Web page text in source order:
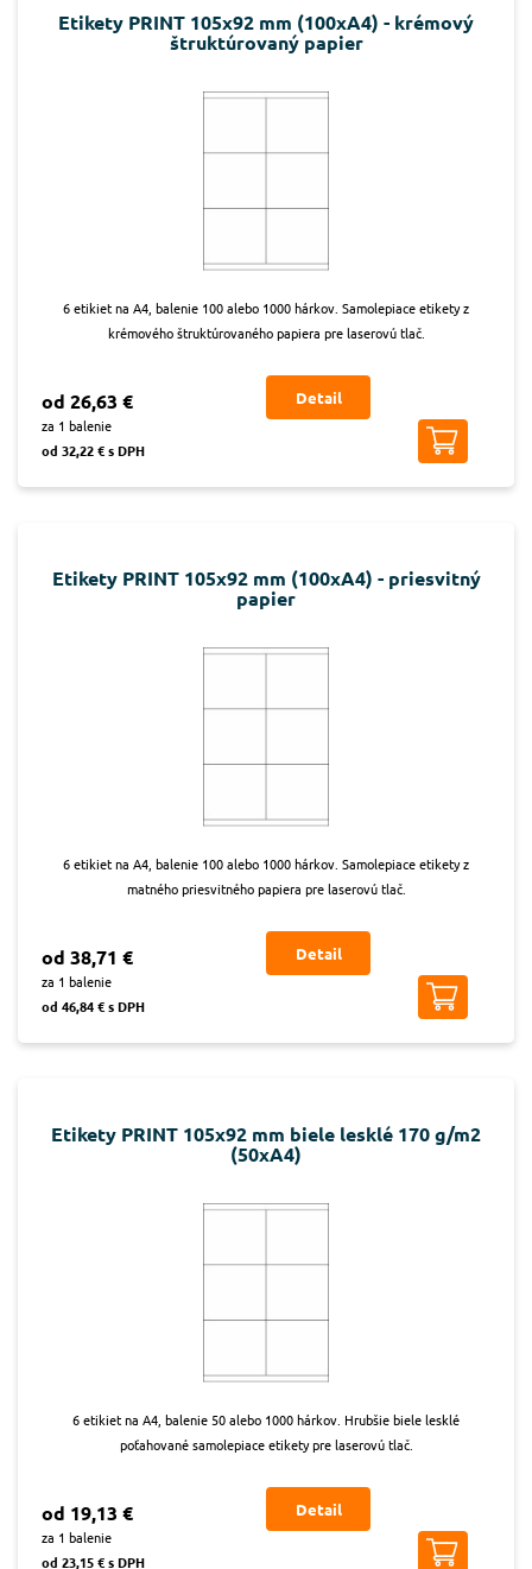
Etikety PRINT 105x92 mm (100xA4) - krémový
štruktúrovaný papier
6 etikiet na A4, balenie 100 alebo 1000 hárkov. Samolepiace etikety z
krémového štruktúrovaného papiera pre laserovú tlač.
od 26,63 €
za 1 balenie
od 32,22 € s DPH
Detail
Etikety PRINT 105x92 mm (100xA4) - priesvitný
papier
6 etikiet na A4, balenie 100 alebo 1000 hárkov. Samolepiace etikety z
matného priesvitného papiera pre laserovú tlač.
od 38,71 €
za 1 balenie
od 46,84 € s DPH
Detail
Etikety PRINT 105x92 mm biele lesklé 170 g/m2
(50xA4)
6 etikiet na A4, balenie 50 alebo 1000 hárkov. Hrubšie biele lesklé
poťahované samolepiace etikety pre laserovú tlač.
od 19,13 €
za 1 balenie
od 23,15 € s DPH
Detail